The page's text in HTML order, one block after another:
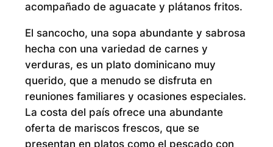
acompañado de aguacate y plátanos fritos.
El sancocho, una sopa abundante y sabrosa
hecha con una variedad de carnes y
verduras, es un plato dominicano muy
querido, que a menudo se disfruta en
reuniones familiares y ocasiones especiales.
La costa del país ofrece una abundante
oferta de mariscos frescos, que se
presentan en platos como el pescado con